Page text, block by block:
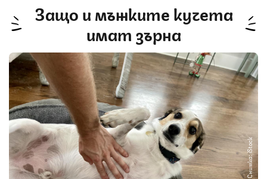
Защо и мъжките кучета
имат зърна
Снимка: iStock